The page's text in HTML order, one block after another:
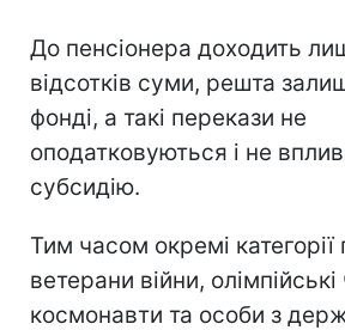
До пенсіонера доходить
відсотків суми, решта
фонді, а такі перекази не
оподатковуються і не
субсидію.
Тим часом окремі категорії
ветерани війни,
космонавти та особи з